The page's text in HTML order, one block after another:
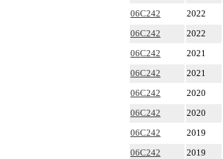
06C242
2022
06C242
2022
06C242
2021
06C242
2021
06C242
2020
06C242
2020
06C242
2019
06C242
2019